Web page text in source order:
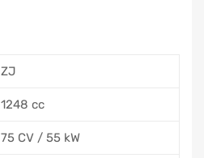
ZJ
1248 cc
75 CV / 55 kW